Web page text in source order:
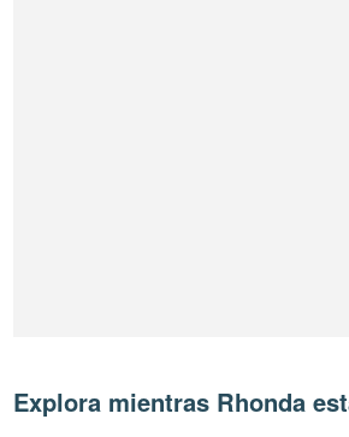
Explora mientras Rhonda